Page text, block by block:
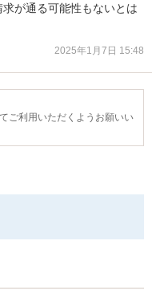
が通る可能性もないとは
2025年1月7日 15:48
ご利用いただくようお願いい